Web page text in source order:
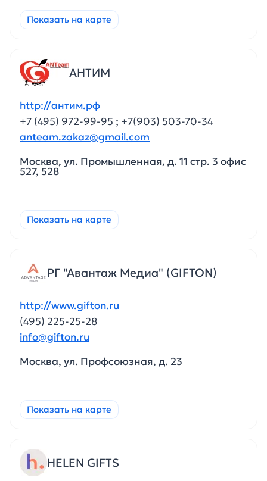
Показать на карте
АНТИМ
http://антим.рф
+7 (495) 972-99-95 ; +7(903) 503-70-34
anteam.zakaz@gmail.com
Москва, ул. Промышленная, д. 11 стр. 3 офис
527, 528
Показать на карте
РГ "Авантаж Медиа" (GIFTON)
http://www.gifton.ru
(495) 225-25-28
info@gifton.ru
Москва, ул. Профсоюзная, д. 23
Показать на карте
HELEN GIFTS